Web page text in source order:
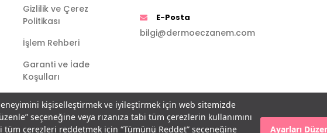
kişiselleştirmek ve iyileştirmek için web sitemizde
seçeneğine veya rızanıza tabi tüm çerezlerin kullanımını
tüm çerezleri reddetmek için “Tümünü Reddet” seçeneğine
Ayarları
Gizlilik ve Çerez
Politikası
İşlem Rehberi
Garanti ve İade
Koşulları
E-Posta
bilgi@dermoeczanem.com